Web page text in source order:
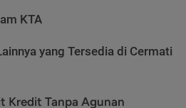
KTA
yang Tersedia di Cermati
Kredit Tanpa Agunan